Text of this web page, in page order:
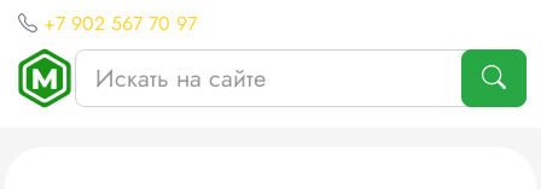
+7 902 567 70 97